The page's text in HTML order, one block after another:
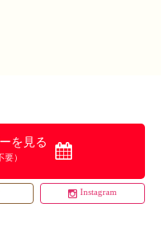
を見る
要）
Instagram